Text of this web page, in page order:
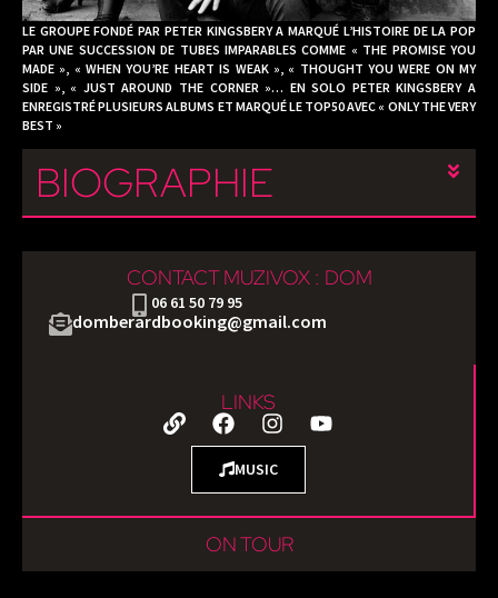
LE GROUPE FONDÉ PAR PETER KINGSBERY A MARQUÉ L’HISTOIRE DE LA POP
PAR UNE SUCCESSION DE TUBES IMPARABLES COMME « THE PROMISE YOU
MADE », « WHEN YOU’RE HEART IS WEAK », « THOUGHT YOU WERE ON MY
SIDE », « JUST AROUND THE CORNER »… EN SOLO PETER KINGSBERY A
ENREGISTRÉ PLUSIEURS ALBUMS ET MARQUÉ LE TOP50 AVEC « ONLY THE VERY
BEST »
BIOGRAPHIE
CONTACT MUZIVOX : DOM
06 61 50 79 95
domberardbooking@gmail.com
LINKS
MUSIC
ON TOUR